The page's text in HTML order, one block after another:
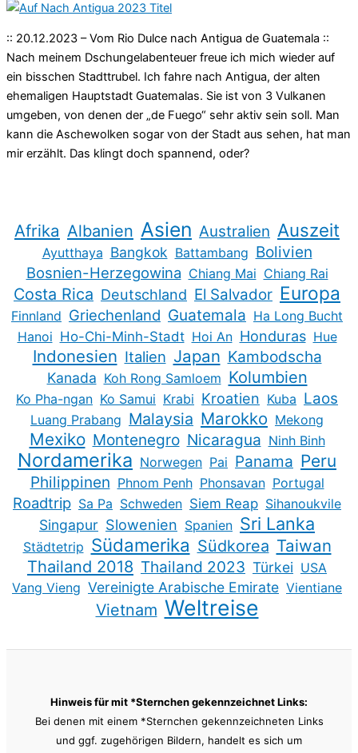
:: 20.12.2023 – Vom Rio Dulce nach Antigua de Guatemala ::
Nach meinem Dschungelabenteuer freue ich mich wieder auf
ein bisschen Stadttrubel. Ich fahre nach Antigua, der alten
ehemaligen Hauptstadt Guatemalas. Sie ist von 3 Vulkanen
umgeben, von denen der „de Fuego“ sehr aktiv sein soll. Man
kann die Aschewolken sogar von der Stadt aus sehen, hat man
mir erzählt. Das klingt doch spannend, oder?
Afrika Albanien Asien Australien Auszeit
Ayutthaya Bangkok Battambang Bolivien
Bosnien-Herzegowina Chiang Mai Chiang Rai
Costa Rica Deutschland El Salvador Europa
Finnland Griechenland Guatemala Ha Long Bucht
Hanoi Ho-Chi-Minh-Stadt Hoi An Honduras Hue
Indonesien Italien Japan Kambodscha
Kanada Koh Rong Samloem Kolumbien
Ko Pha-ngan Ko Samui Krabi Kroatien Kuba Laos
Luang Prabang Malaysia Marokko Mekong
Mexiko Montenegro Nicaragua Ninh Binh
Nordamerika Norwegen Pai Panama Peru
Philippinen Phnom Penh Phonsavan Portugal
Roadtrip Sa Pa Schweden Siem Reap Sihanoukvile
Singapur Slowenien Spanien Sri Lanka
Städtetrip Südamerika Südkorea Taiwan
Thailand 2018 Thailand 2023 Türkei USA
Vang Vieng Vereinigte Arabische Emirate Vientiane
Vietnam Weltreise
Hinweis für mit *Sternchen gekennzeichnet Links:
Bei denen mit einem *Sternchen gekennzeichneten Links
und ggf. zugehörigen Bildern, handelt es sich um